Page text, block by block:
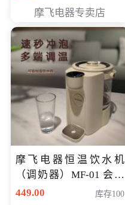
摩飞电器专卖店
摩飞电器恒温饮水机
（调奶器）MF-01 会员
专享价366元
449.00 库存100